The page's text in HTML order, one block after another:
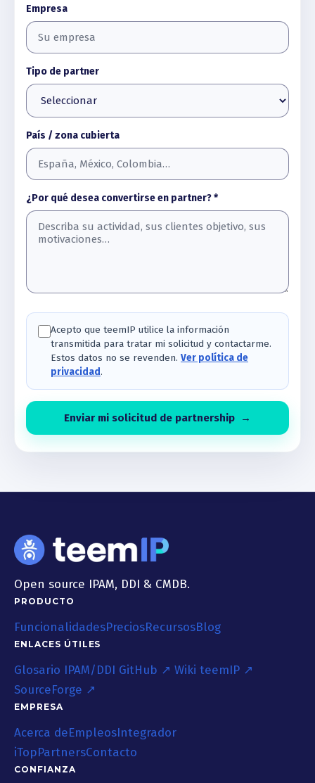
Empresa
Tipo de partner
País / zona cubierta
¿Por qué desea convertirse en partner? *
Acepto que teemIP utilice la información
transmitida para tratar mi solicitud y contactarme.
Estos datos no se revenden. Ver política de
privacidad.
Enviar mi solicitud de partnership
Open source IPAM, DDI & CMDB.
PRODUCTO
FuncionalidadesPreciosRecursosBlog
ENLACES ÚTILES
Glosario IPAM/DDI GitHub ↗ Wiki teemIP ↗
SourceForge ↗
EMPRESA
Acerca deEmpleosIntegrador
iTopPartnersContacto
CONFIANZA